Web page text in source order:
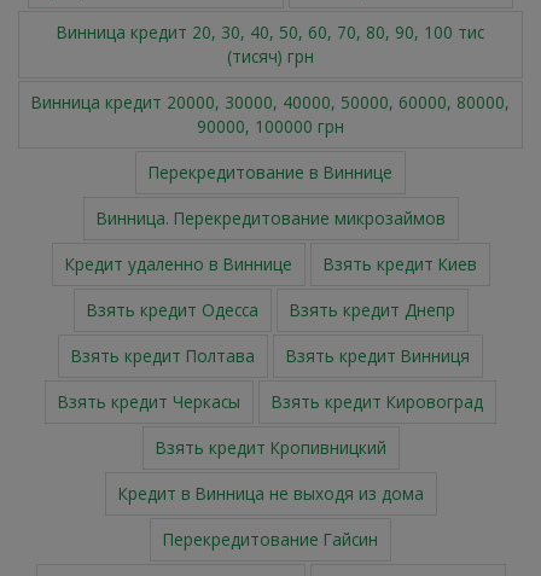
Винница кредит 20, 30, 40, 50, 60, 70, 80, 90, 100 тис
(тисяч) грн
Винница кредит 20000, 30000, 40000, 50000, 60000, 80000,
90000, 100000 грн
Перекредитование в Виннице
Винница. Перекредитование микрозаймов
Кредит удаленно в Виннице
Взять кредит Киев
Взять кредит Одесса
Взять кредит Днепр
Взять кредит Полтава
Взять кредит Винниця
Взять кредит Черкасы
Взять кредит Кировоград
Взять кредит Кропивницкий
Кредит в Винница не выходя из дома
Перекредитование Гайсин